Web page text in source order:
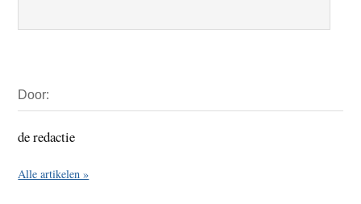
Sidebar
Door:
de redactie
Alle artikelen »